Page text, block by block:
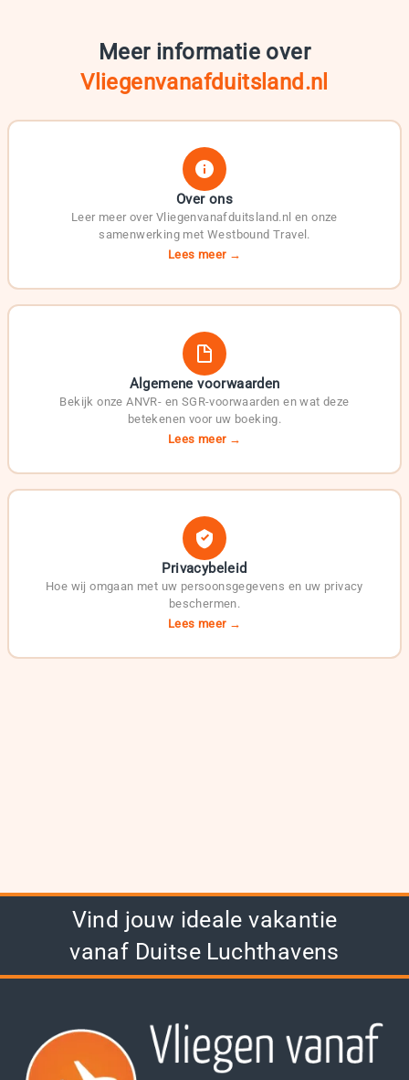
Meer informatie over
Vliegenvanafduitsland.nl
Over ons
Leer meer over Vliegenvanafduitsland.nl en onze
samenwerking met Westbound Travel.
Lees meer →
Algemene voorwaarden
Bekijk onze ANVR- en SGR-voorwaarden en wat deze
betekenen voor uw boeking.
Lees meer →
Privacybeleid
Hoe wij omgaan met uw persoonsgegevens en uw privacy
beschermen.
Lees meer →
Vind jouw ideale vakantie
vanaf Duitse Luchthavens